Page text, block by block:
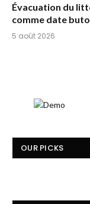
Évacuation du
comme date
5 août 2026
OUR PICKS